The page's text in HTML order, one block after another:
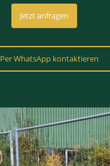
Jetzt anfragen
Per WhatsApp kontaktieren